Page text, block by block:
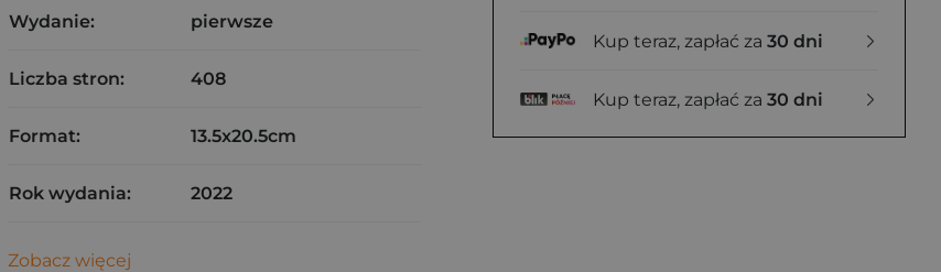
Kup teraz, zapłać za 30 dni
Kup teraz, zapłać za 30 dni
Wydanie: pierwsze
Liczba stron: 408
Format: 13.5x20.5cm
Rok wydania: 2022
Zobacz więcej